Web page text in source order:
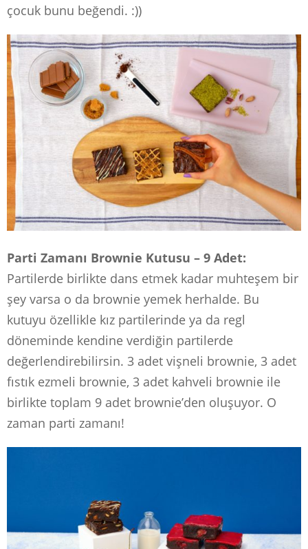
çocuk bunu beğendi. :))
Parti Zamanı Brownie Kutusu – 9 Adet:
Partilerde birlikte dans etmek kadar muhteşem bir
şey varsa o da brownie yemek herhalde. Bu
kutuyu özellikle kız partilerinde ya da regl
döneminde kendine verdiğin partilerde
değerlendirebilirsin. 3 adet vişneli brownie, 3 adet
fıstık ezmeli brownie, 3 adet kahveli brownie ile
birlikte toplam 9 adet brownie’den oluşuyor. O
zaman parti zamanı!